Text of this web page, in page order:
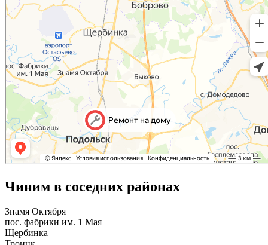
Чиним в соседних районах
Знамя Октября
пос. фабрики им. 1 Мая
Щербинка